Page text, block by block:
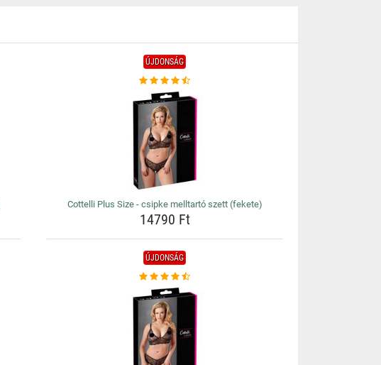
ÚJDONSÁG
Cottelli Plus Size - csipke melltartó szett (fekete)
14790 Ft
ÚJDONSÁG